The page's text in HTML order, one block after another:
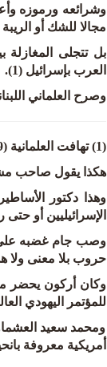
وشرائعه ورموزه
مجالا للشك أو
بل تتجلى المغازلة
العرب بإسرائيل (1).
وصرح العلماني اللبناني علي حرب في نقد
(1) تهافت العلمانية (139).
هكذا يقول صاحب
الإسرائيليين أو
حروب بلا معنى ولا
للمؤتمر اليهودي العالمي عامي (1977 - 1978) وذكر أنه تكلم فيها عن اليهود
ومحمد سعيد
أمريكية معروفة